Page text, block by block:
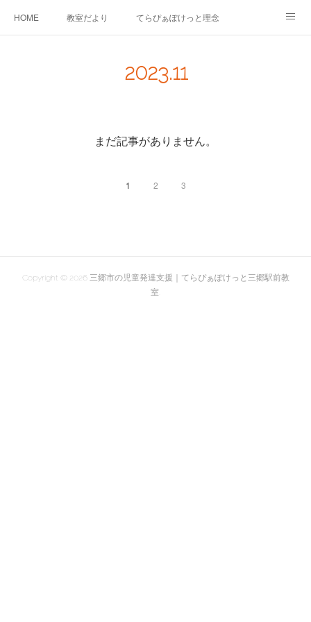
HOME 教室だより てらぴぁぽけっと理念
2023.11
まだ記事がありません。
1 2 3
Copyright © 2026 三郷市の児童発達支援｜てらぴぁぽけっと三郷駅前教
室